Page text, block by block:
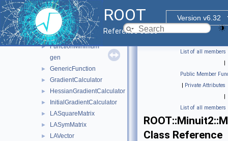
ROOT
Version v6.32
Reference Guide
► FumiliStandardChi2FCN
► FumiliStandardMaximumLikelihoodFCN
► FunctionGradient
► FunctionMinimizer
► FunctionMinimum
gen
► GenericFunction
► GradientCalculator
► HessianGradientCalculator
► InitialGradientCalculator
► LASquareMatrix
► LASymMatrix
► LAVector
List of all members
|
Public Member
| Private Attributes
|
List of all members
Class Reference